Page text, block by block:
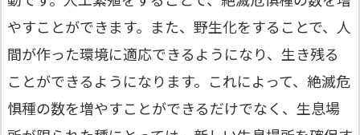
やすことができます。また、野生化をすることで、人
間が作った環境に適応できるようになり、生き残る
ことができるようになります。これによって、絶滅危
惧種の数を増やすことができるだけでなく、生息場